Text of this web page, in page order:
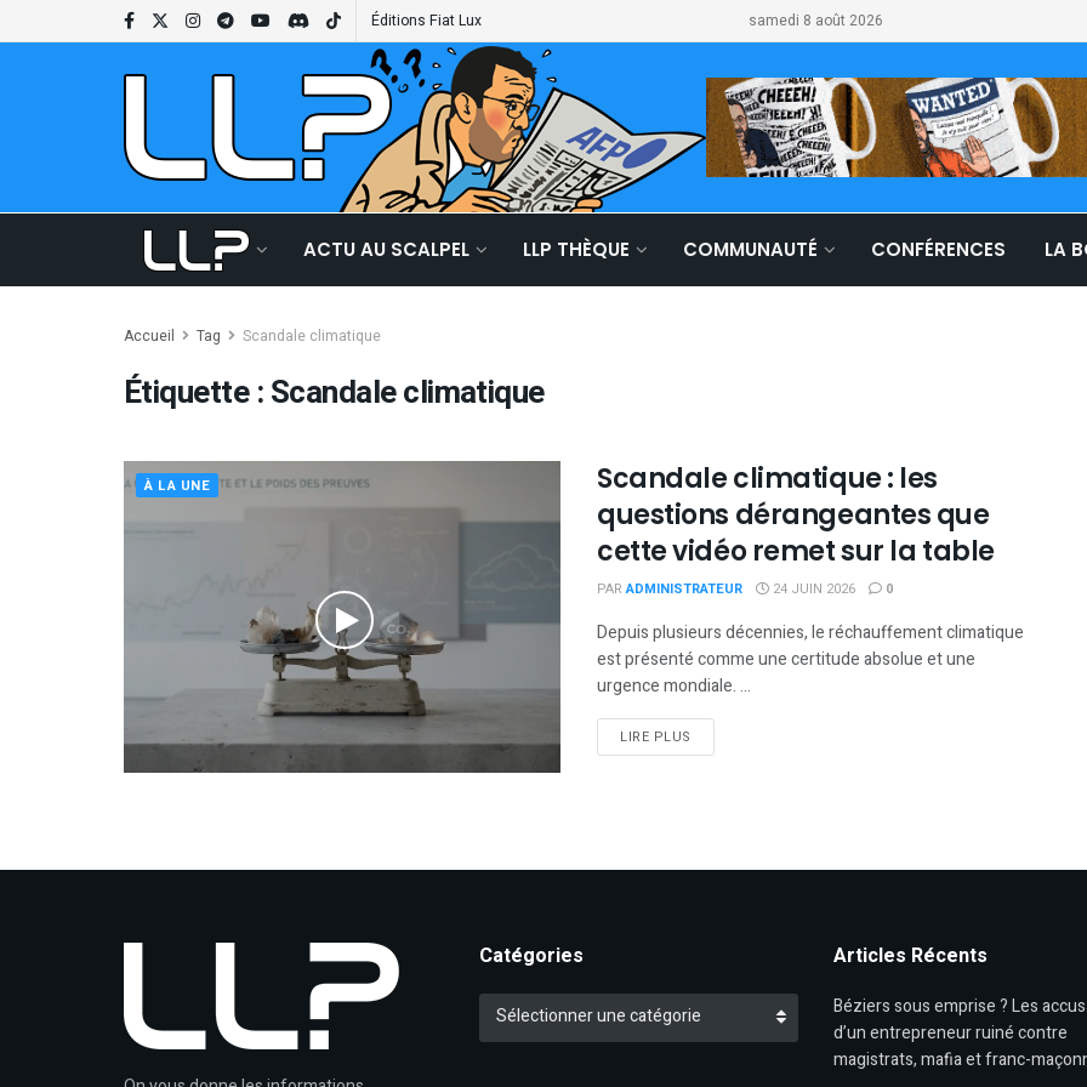
Éditions Fiat Lux samedi 8 août 2026
ACTU AU SCALPEL LLP THÈQUE COMMUNAUTÉ CONFÉRENCES LA
Accueil Tag Scandale climatique
Étiquette :Scandale climatique
À LA UNE
Scandale climatique : les
questions dérangeantes que
cette vidéo remet sur la table
PAR ADMINISTRATEUR 24 JUIN 2026 0
Depuis plusieurs décennies, le réchauffement climatique
est présenté comme une certitude absolue et une
urgence mondiale. ...
LIRE PLUS
Catégories
Catégories
Sélectionner une catégorie
Articles Récents
Béziers sous emprise ? Les
d’un entrepreneur ruiné contre
magistrats, mafia et franc-